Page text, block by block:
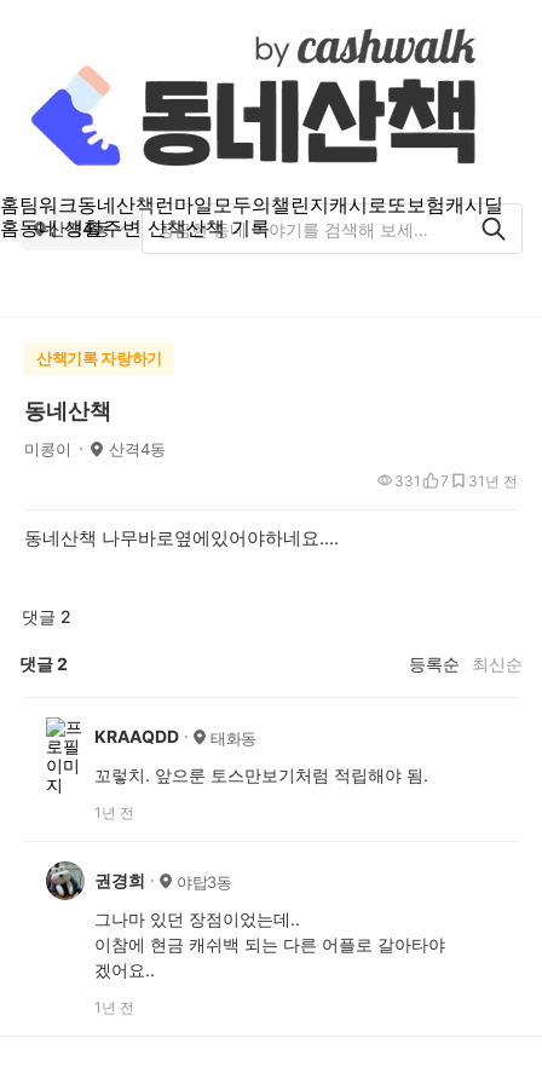
홈팀워크동네산책런마일모두의챌린지캐시로또보험캐시딜
홈동네 생활주변 산책산책 기록
산격4동
산책기록 자랑하기
동네산책
미콩이 산격4동
1년 전
331 7 3
동네산책 나무바로옆에있어야하네요....
댓글 2
댓글2 등록순 최신순
KRAAQDD 태화동
꼬렇치. 앞으룬 토스만보기처럼 적립해야 됨.
1년 전
권경희 야탑3동
그나마 있던 장점이었는데..
이참에 현금 캐쉬백 되는 다른 어플로 갈아타야
겠어요..
1년 전